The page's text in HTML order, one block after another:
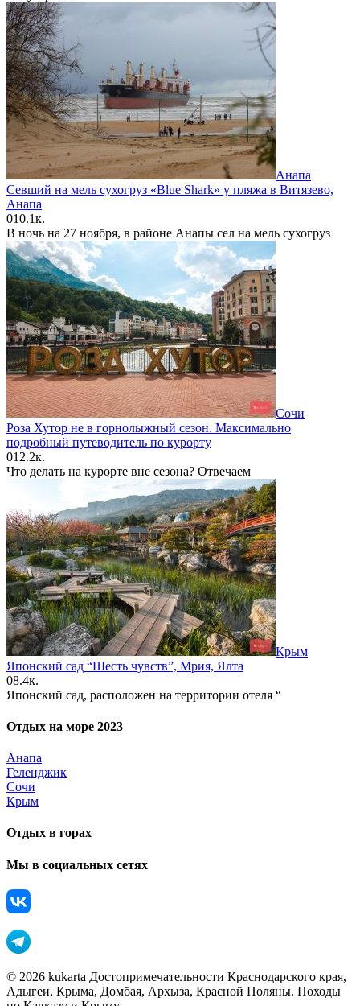
Анапа
Севший на мель сухогруз «Blue Shark» у пляжа в Витязево,
Анапа
010.1к.
В ночь на 27 ноября, в районе Анапы сел на мель сухогруз
Сочи
Роза Хутор не в горнолыжный сезон. Максимально
подробный путеводитель по курорту
012.2к.
Что делать на курорте вне сезона? Отвечаем
Крым
Японский сад “Шесть чувств”, Мрия, Ялта
08.4к.
Японский сад, расположен на территории отеля “
Отдых на море 2023
Анапа
Геленджик
Сочи
Крым
Отдых в горах
Мы в социальных сетях
© 2026 kukarta Достопримечательности Краснодарского края,
Адыгеи, Крыма, Домбая, Архыза, Красной Поляны. Походы